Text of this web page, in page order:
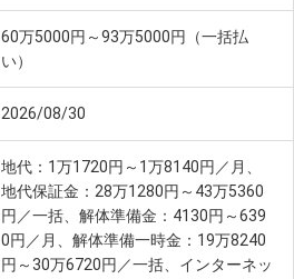
60万5000円～93万5000円（一括払
い）
2026/08/30
地代：1万1720円～1万8140円／月、
地代保証金：28万1280円～43万5360
円／一括、解体準備金：4130円～639
0円／月、解体準備一時金：19万8240
円～30万6720円／一括、インターネッ